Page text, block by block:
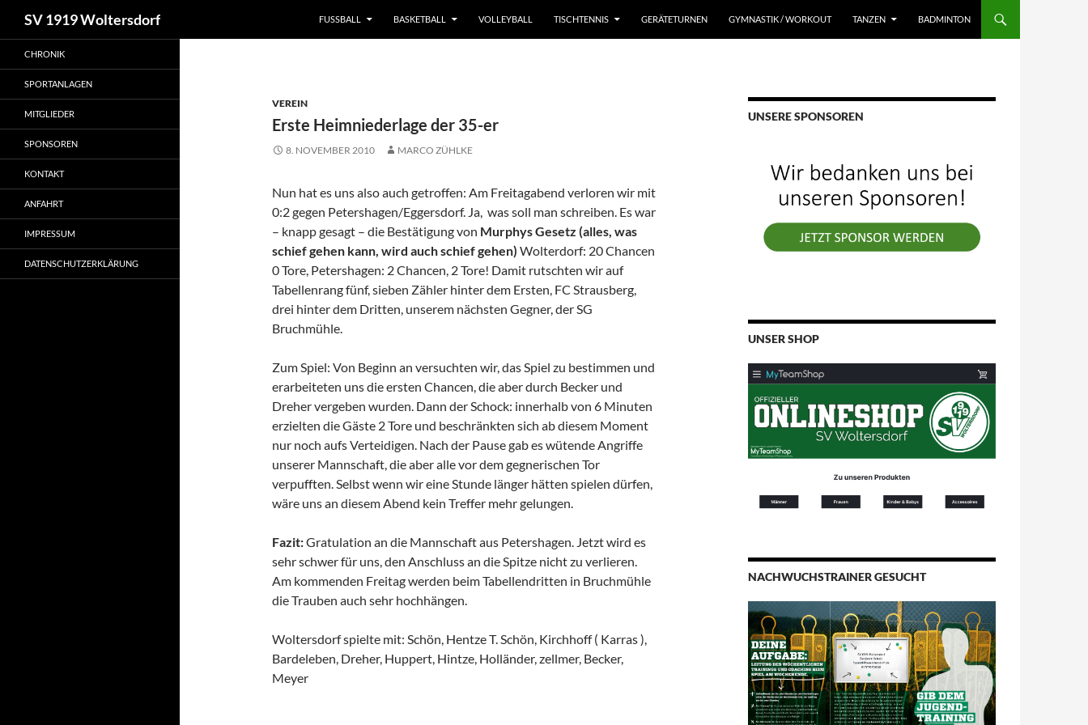
Inhalt
springen
SV 1919 Woltersdorf FUSSBALL BASKETBALL VOLLEYBALL TISCHTENNIS GERÄTETURNEN GYMNASTIK / WORKOUT TANZEN BADMINTON
VEREIN
Erste Heimniederlage der 35-er
8. NOVEMBER 2010 MARCO ZÜHLKE
Nun hat es uns also auch getroffen: Am Freitagabend verloren wir mit
0:2 gegen Petershagen/Eggersdorf. Ja, was soll man schreiben. Es war
– knapp gesagt – die Bestätigung von Murphys Gesetz (alles, was
schief gehen kann, wird auch schief gehen) Wolterdorf: 20 Chancen
0 Tore, Petershagen: 2 Chancen, 2 Tore! Damit rutschten wir auf
Tabellenrang fünf, sieben Zähler hinter dem Ersten, FC Strausberg,
drei hinter dem Dritten, unserem nächsten Gegner, der SG
Bruchmühle.
Zum Spiel: Von Beginn an versuchten wir, das Spiel zu bestimmen und
erarbeiteten uns die ersten Chancen, die aber durch Becker und
Dreher vergeben wurden. Dann der Schock: innerhalb von 6 Minuten
erzielten die Gäste 2 Tore und beschränkten sich ab diesem Moment
nur noch aufs Verteidigen. Nach der Pause gab es wütende Angriffe
unserer Mannschaft, die aber alle vor dem gegnerischen Tor
verpufften. Selbst wenn wir eine Stunde länger hätten spielen dürfen,
wäre uns an diesem Abend kein Treffer mehr gelungen.
Fazit:Gratulation an die Mannschaft aus Petershagen. Jetzt wird es
sehr schwer für uns, den Anschluss an die Spitze nicht zu verlieren.
Am kommenden Freitag werden beim Tabellendritten in Bruchmühle
die Trauben auch sehr hochhängen.
Woltersdorf spielte mit: Schön, Hentze T. Schön, Kirchhoff ( Karras ),
Bardeleben, Dreher, Huppert, Hintze, Holländer, zellmer, Becker,
Meyer
UNSERE SPONSOREN
UNSER SHOP
NACHWUCHSTRAINER GESUCHT
CHRONIK
SPORTANLAGEN
MITGLIEDER
SPONSOREN
KONTAKT
ANFAHRT
IMPRESSUM
DATENSCHUTZERKLÄRUNG